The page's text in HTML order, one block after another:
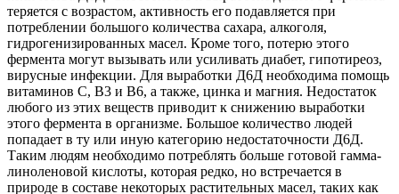
теряется с возрастом, активность его подавляется при
потреблении большого количества сахара, алкоголя,
гидрогенизированных масел. Кроме того, потерю этого
фермента могут вызывать или усиливать диабет, гипотиреоз,
вирусные инфекции. Для выработки Д6Д необходима помощь
витаминов C, В3 и В6, а также, цинка и магния. Недостаток
любого из этих веществ приводит к снижению выработки
этого фермента в организме. Большое количество людей
попадает в ту или иную категорию недостаточности Д6Д.
Таким людям необходимо потреблять больше готовой гамма-
линоленовой кислоты, которая редко, но встречается в
природе в составе некоторых растительных масел, таких как